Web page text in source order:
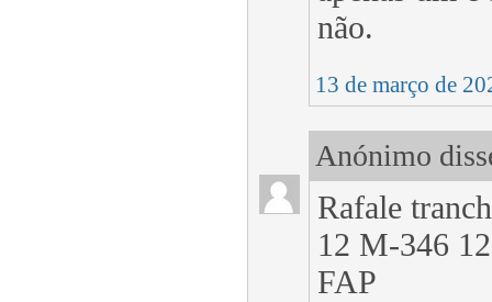
não.
13 de março de
Anónimo
Rafale
12 M-346
FAP